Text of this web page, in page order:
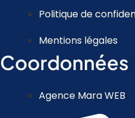
Politique de
Mentions légales
Coordonnées
Agence Mara WEB